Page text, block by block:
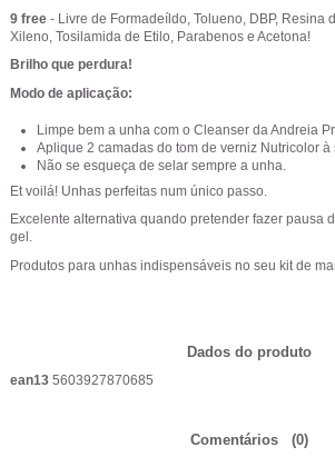
9 free - Livre de Formadeíldo, Tolueno, DBP, Resina
Xileno, Tosilamida de Etilo, Parabenos e Acetona!
Brilho que perdura!
Modo de aplicação:
Limpe bem a unha com o Cleanser da Andreia
Aplique 2 camadas do tom de verniz Nutricolor à
Não se esqueça de selar sempre a unha.
Et voilá! Unhas perfeitas num único passo.
Excelente alternativa quando pretender fazer pausa
gel.
Produtos para unhas indispensáveis no seu kit de
Dados do produto
ean13 5603927870685
Comentários (0)